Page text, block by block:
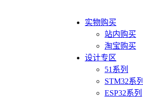
实物购买
站内购买
淘宝购买
设计专区
51系列
STM32系列
ESP32系列